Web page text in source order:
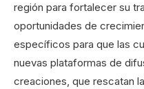
región para fortalecer su
oportunidades de
específicos para que las
nuevas plataformas de
creaciones, que rescatan